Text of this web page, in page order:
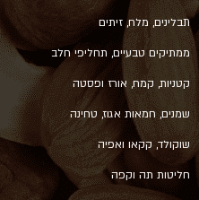
תבלינים, מלח, זיתים
ממתיקים טבעיים, תחליפי חלב
קטניות, קמח, אורז ופסטה
שמנים, חמאות אגוז, טחינה
שוקולד, קקאו ואפיה
חליטות תה וקפה